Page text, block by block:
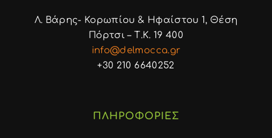
Λ. Βάρης- Κορωπίου & Ηφαίστου 1, Θέση
Πόρτσι – Τ.Κ. 19 400
info@delmocca.gr
+30 210 6640252
ΠΛΗΡΟΦΟΡΙΕΣ